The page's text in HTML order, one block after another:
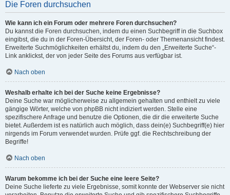
Die Foren durchsuchen
Wie kann ich ein Forum oder mehrere Foren durchsuchen?
Du kannst die Foren durchsuchen, indem du einen Suchbegriff in die Suchbox
eingibst, die du in der Foren-Übersicht, der Foren- oder Themenansicht findest.
Erweiterte Suchmöglichkeiten erhältst du, indem du den „Erweiterte Suche“-
Link anklickst, der von jeder Seite des Forums aus verfügbar ist.
Nach oben
Weshalb erhalte ich bei der Suche keine Ergebnisse?
Deine Suche war möglicherweise zu allgemein gehalten und enthielt zu viele
gängige Wörter, welche von phpBB nicht indiziert werden. Stelle eine
spezifischere Anfrage und benutze die Optionen, die dir die erweiterte Suche
bietet. Außerdem ist es natürlich auch möglich, dass dein(e) Suchbegriff(e) hier
nirgends im Forum verwendet wurden. Prüfe ggf. die Rechtschreibung der
Begriffe!
Nach oben
Warum bekomme ich bei der Suche eine leere Seite?
Deine Suche lieferte zu viele Ergebnisse, somit konnte der Webserver sie nicht